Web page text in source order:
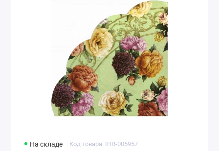
На складе Код товара: IHR-005957